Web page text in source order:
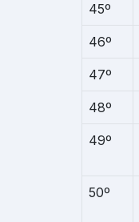
45º
46º
47º
48º
49º
50º